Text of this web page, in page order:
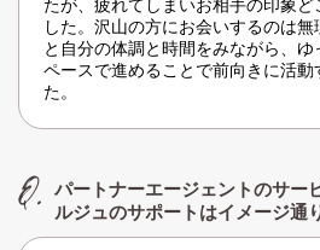
たが、疲れてしまいお相手の印象
した。沢山の方にお会いするのは
と自分の体調と時間をみながら、
ペースで進めることで前向きに活動
た。
パートナーエージェントのサー
ルジュのサポートはイメージ通